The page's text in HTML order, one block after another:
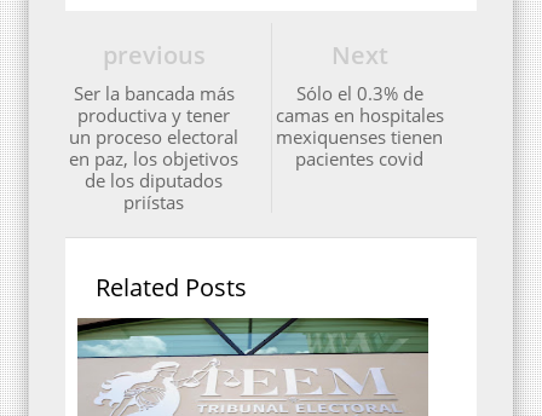
Next
Sólo el 0.3% de
camas en hospitales
mexiquenses tienen
pacientes covid
previous
Ser la bancada más
productiva y tener
un proceso electoral
en paz, los objetivos
de los diputados
priístas
Related Posts